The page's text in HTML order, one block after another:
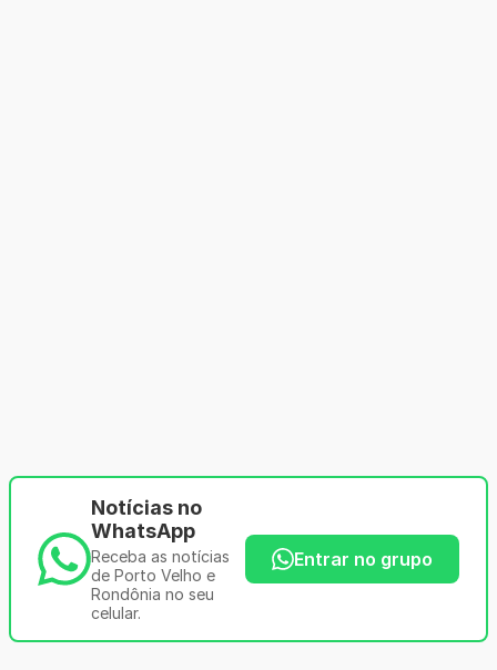
Notícias no
WhatsApp
Receba as notícias
de Porto Velho e
Rondônia no seu
celular.
Entrar no grupo